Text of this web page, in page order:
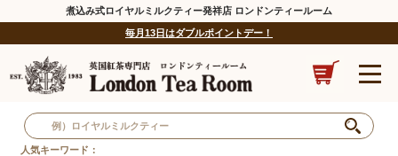
煮込み式ロイヤルミルクティー発祥店 ロンドンティールーム
毎月13日はダブルポイントデー！
人気キーワード：